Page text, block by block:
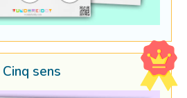
Cinq sens